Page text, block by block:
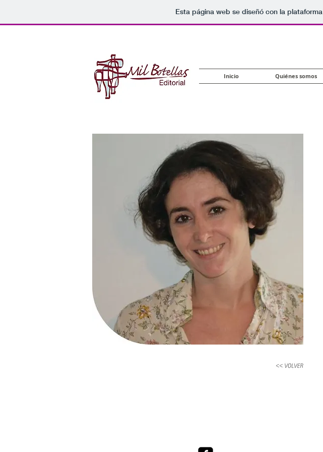
Esta página web se diseñó con la plataforma
Inicio Quiénes somos